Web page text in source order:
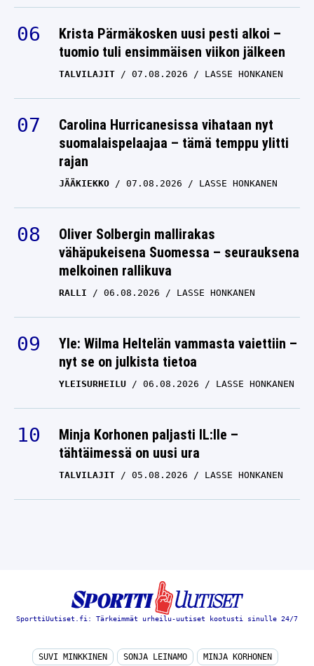
Krista Pärmäkosken uusi pesti alkoi –
tuomio tuli ensimmäisen viikon jälkeen
TALVILAJIT 07.08.2026 LASSE HONKANEN
Carolina Hurricanesissa vihataan nyt
suomalaispelaajaa – tämä temppu ylitti
rajan
JÄÄKIEKKO 07.08.2026 LASSE HONKANEN
Oliver Solbergin mallirakas
vähäpukeisena Suomessa – seurauksena
melkoinen rallikuva
RALLI 06.08.2026 LASSE HONKANEN
Yle: Wilma Heltelän vammasta vaiettiin –
nyt se on julkista tietoa
YLEISURHEILU 06.08.2026 LASSE HONKANEN
Minja Korhonen paljasti IL:lle –
tähtäimessä on uusi ura
TALVILAJIT 05.08.2026 LASSE HONKANEN
SporttiUutiset.fi: Tärkeimmät urheilu-uutiset kootusti sinulle 24/7
SUVI MINKKINEN SONJA LEINAMO MINJA KORHONEN